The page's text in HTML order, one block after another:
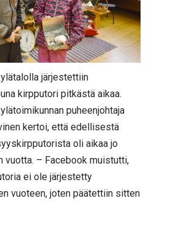
järjestettiin
kirpputori pitkästä aikaa.
puheenjohtaja
kertoi, että edellisestä
oli aikaa jo
vuotta. – Facebook muistutti,
ei ole järjestetty
vuoteen, joten päätettiin sitten